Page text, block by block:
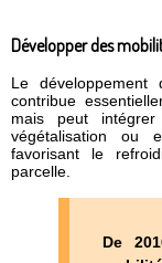
Développer des
Le développement
contribue
mais peut
végétalisation ou
favorisant le
parcelle.
De